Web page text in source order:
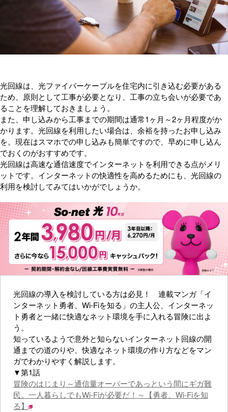
光回線は、光ファイバーケーブルを住宅内に引き込む必要がある
ため、原則として工事が必要となり、工事の立ち会いが必要であ
ることを理解しておきましょう。
また、申し込みから工事までの期間は通常1ヶ月～2ヶ月程度がか
かります。光回線を利用したい場合は、余裕を持ったお申し込み
を。現在はスマホでの申し込みも簡単ですので、早めに申し込ん
でおくのがおすすめです。
光回線は高速な通信速度でインターネットを利用できる点がメリ
ットです。インターネットの快適性を高めるためにも、光回線の
利用を検討してみてはいかがでしょうか。
光回線の導入を検討している方は必見！ 連載マンガ「イ
ンターネット勇者、Wi-Fiを知る」の主人公、インターネッ
ト勇者と一緒に快適なネット環境を手に入れる冒険に出よ
う。
知っているようで意外と知らないインターネット回線の開
通までの道のりや、快適なネット環境の作り方などをマン
ガでわかりやすく解説します。
▼第1話
冒険のはじまり～通信量オーバーであっという間にギガ難
民。一人暮らしでもWi-Fiが必要だ！～【勇者、Wi-Fiを知
る】